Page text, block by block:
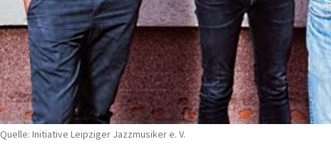
Quelle: Initiative Leipziger Jazzmusiker e. V.